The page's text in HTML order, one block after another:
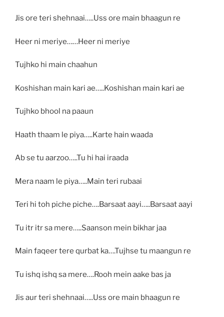
Jis ore teri shehnaai…..Uss ore main bhaagun re
Heer ni meriye……Heer ni meriye
Tujhko hi main chaahun
Koshishan main kari ae…..Koshishan main kari ae
Tujhko bhool na paaun
Haath thaam le piya…..Karte hain waada
Ab se tu aarzoo…..Tu hi hai iraada
Mera naam le piya…..Main teri rubaai
Teri hi toh piche piche….Barsaat aayi…..Barsaat aayi
Tu itr itr sa mere…..Saanson mein bikhar jaa
Main faqeer tere qurbat ka….Tujhse tu maangun re
Tu ishq ishq sa mere….Rooh mein aake bas ja
Jis aur teri shehnaai…..Uss ore main bhaagun re